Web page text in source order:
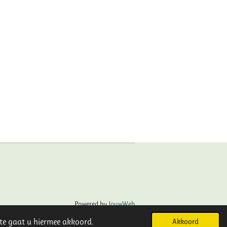
gaat u hiermee akkoord. Akkoord
Powered byJouwWeb